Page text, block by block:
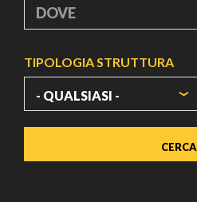
TIPOLOGIA STRUTTURA